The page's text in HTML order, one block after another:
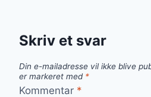
Skriv et svar
Din e-mailadresse vil ikke blive
er markeret med *
Kommentar *